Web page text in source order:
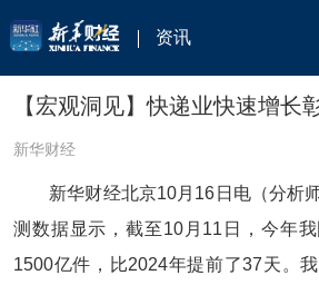
资讯
【宏观洞见】快递业快速增长
新华财经
新华财经北京10月16日电（分析
测数据显示，截至10月11日，今年
1500亿件，比2024年提前了37天。